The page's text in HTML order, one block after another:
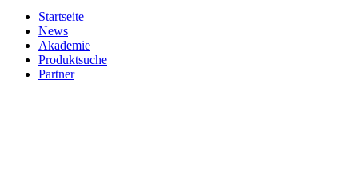
Startseite
News
Akademie
Produktsuche
Partner